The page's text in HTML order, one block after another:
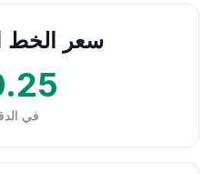
سعر الخط
في